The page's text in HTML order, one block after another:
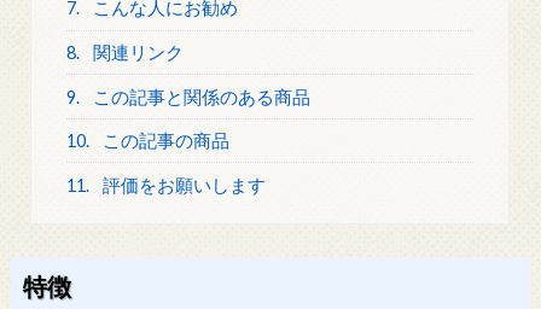
7. こんな人にお勧め
8. 関連リンク
9. この記事と関係のある商品
10. この記事の商品
11. 評価をお願いします
特徴